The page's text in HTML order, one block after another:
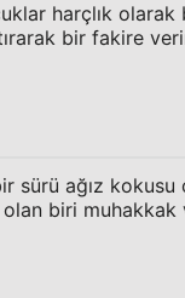
harçlık olarak
bir fakire
sürü ağız kokusu
biri muhakkak